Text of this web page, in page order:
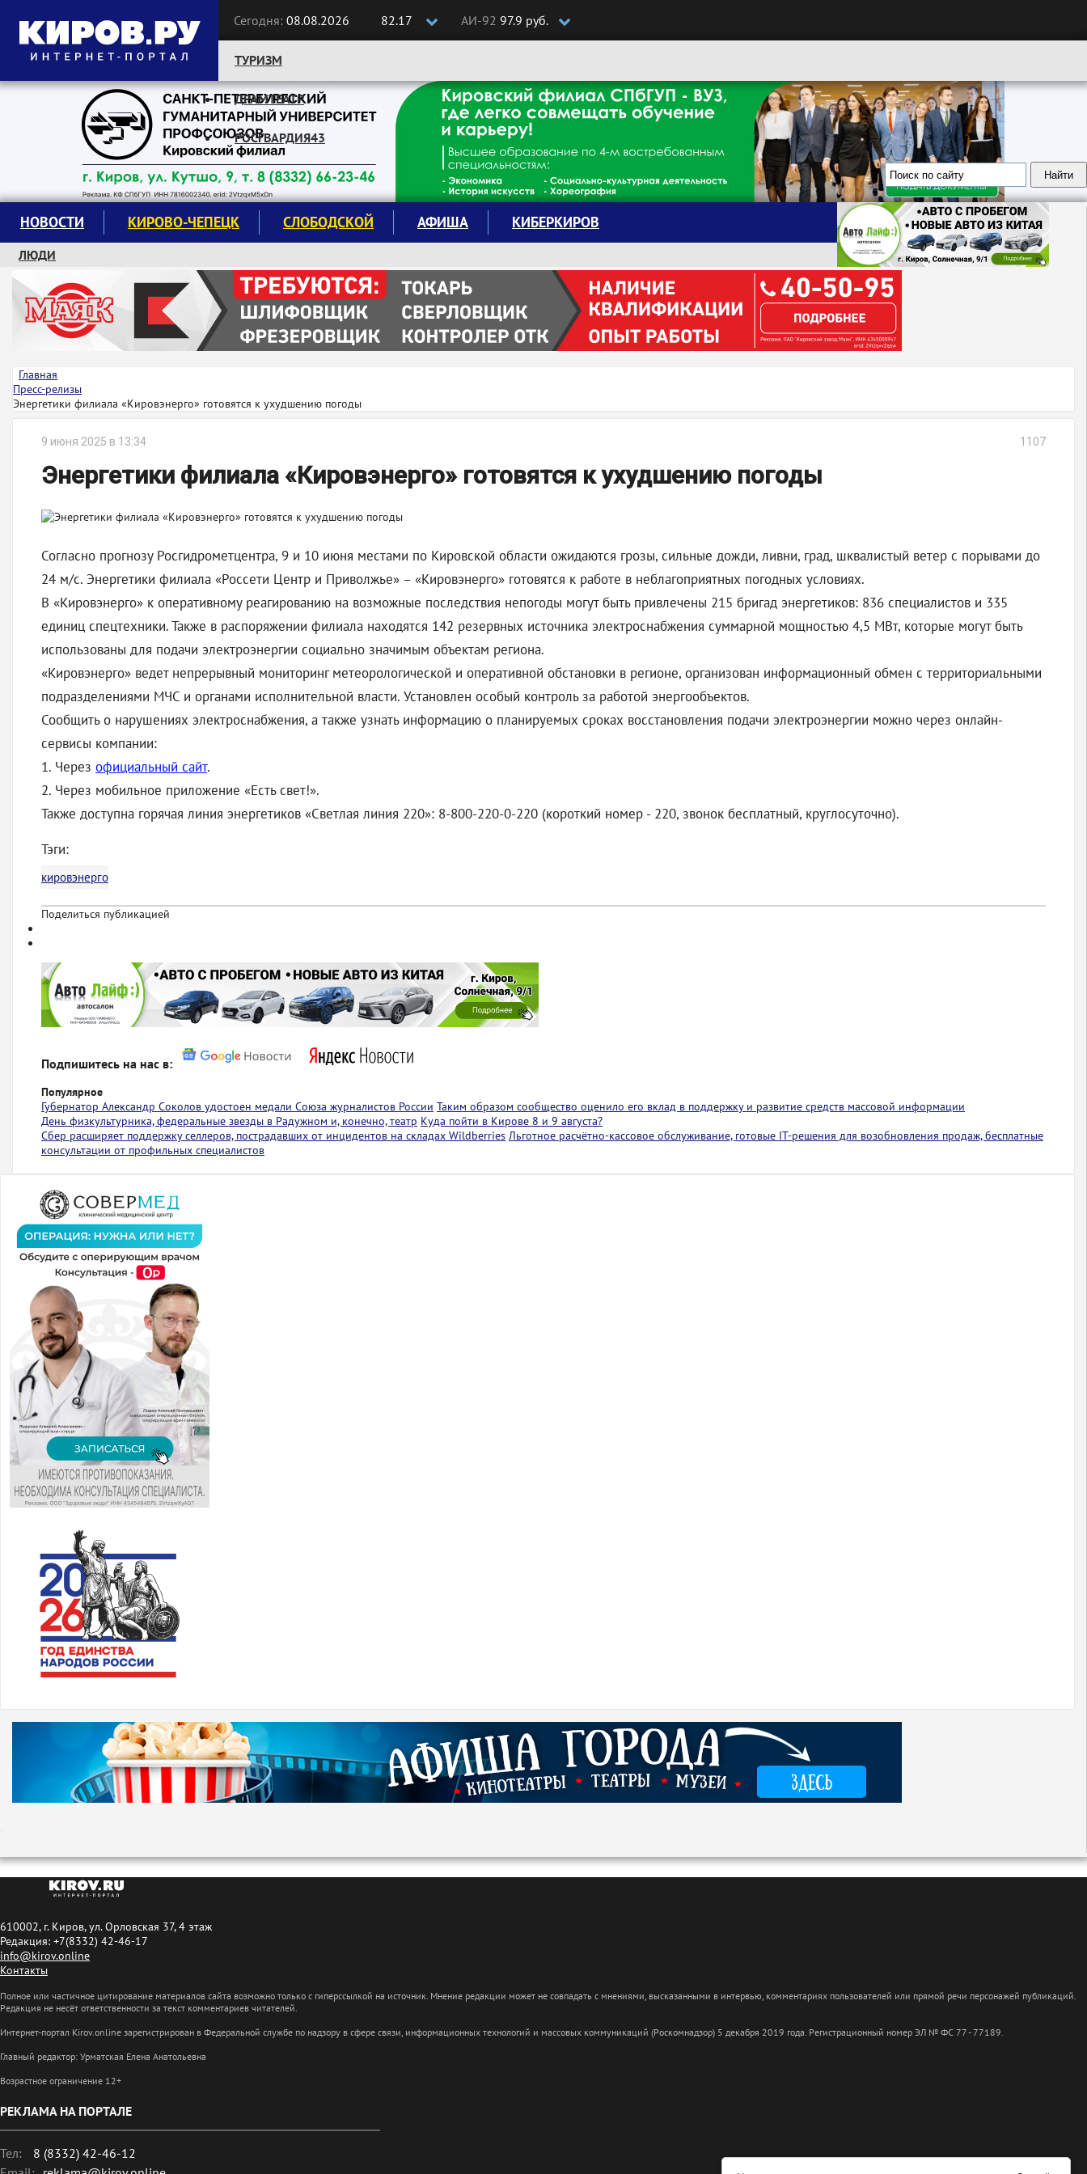
Сегодня: 08.08.2026 82.17 АИ-92 97.9 руб.
Следите за новостями:
ТУРИЗМ
ДРАМТЕАТР
РОСГВАРДИЯ43
НОВОСТИ КИРОВО-ЧЕПЕЦК СЛОБОДСКОЙ АФИША КИБЕРКИРОВ
ЛЮДИ
КРУЖКИ И СЕКЦИИ
ЗАВОДУ "МАЯК" 85 ЛЕТ
ЭКОЛОГИЯ
Главная
Пресс-релизы
Энергетики филиала «Кировэнерго» готовятся к ухудшению погоды
9 июня 2025 в 13:34 1107
Энергетики филиала «Кировэнерго» готовятся к ухудшению погоды
Согласно прогнозу Росгидрометцентра, 9 и 10 июня местами по Кировской области ожидаются грозы, сильные дожди, ливни, град, шквалистый ветер с порывами до
24 м/с. Энергетики филиала «Россети Центр и Приволжье» – «Кировэнерго» готовятся к работе в неблагоприятных погодных условиях.
В «Кировэнерго» к оперативному реагированию на возможные последствия непогоды могут быть привлечены 215 бригад энергетиков: 836 специалистов и 335
единиц спецтехники. Также в распоряжении филиала находятся 142 резервных источника электроснабжения суммарной мощностью 4,5 МВт, которые могут быть
использованы для подачи электроэнергии социально значимым объектам региона.
«Кировэнерго» ведет непрерывный мониторинг метеорологической и оперативной обстановки в регионе, организован информационный обмен с территориальными
подразделениями МЧС и органами исполнительной власти. Установлен особый контроль за работой энергообъектов.
Сообщить о нарушениях электроснабжения, а также узнать информацию о планируемых сроках восстановления подачи электроэнергии можно через онлайн-
сервисы компании:
1. Через официальный сайт.
2. Через мобильное приложение «Есть свет!».
Также доступна горячая линия энергетиков «Светлая линия 220»: 8-800-220-0-220 (короткий номер - 220, звонок бесплатный, круглосуточно).
Тэги:
кировэнерго
Поделиться публикацией
Подпишитесь на нас в:
Популярное
Губернатор Александр Соколов удостоен медали Союза журналистов России Таким образом сообщество оценило его вклад в поддержку и развитие средств массовой информации
День физкультурника, федеральные звезды в Радужном и, конечно, театр Куда пойти в Кирове 8 и 9 августа?
Сбер расширяет поддержку селлеров, пострадавших от инцидентов на складах Wildberries Льготное расчётно-кассовое обслуживание, готовые IT-решения для возобновления продаж, бесплатные
консультации от профильных специалистов
610002, г. Киров, ул. Орловская 37, 4 этаж
Редакция: +7(8332) 42-46-17
info@kirov.online
Контакты
Полное или частичное цитирование материалов сайта возможно только с гиперссылкой на источник. Мнение редакции может не совпадать с мнениями, высказанными в интервью, комментариях пользователей или прямой речи персонажей публикаций.
Редакция не несёт ответственности за текст комментариев читателей.
Интернет-портал Kirov.online зарегистрирован в Федеральной службе по надзору в сфере связи, информационных технологий и массовых коммуникаций (Роскомнадзор) 5 декабря 2019 года. Регистрационный номер ЭЛ № ФС 77 - 77189.
Главный редактор: Урматская Елена Анатольевна
Возрастное ограничение 12+
РЕКЛАМА НА ПОРТАЛЕ
Тел:
8 (8332) 42-46-12